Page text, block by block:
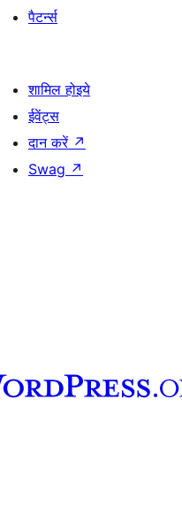
पैटर्न्स
शामिल होइये
ईवेंट्स
दान करें ↗
Swag ↗